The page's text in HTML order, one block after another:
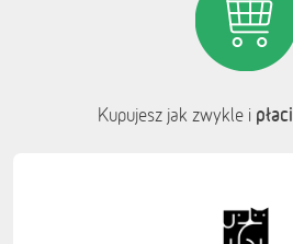
Kupujesz jak zwykle i